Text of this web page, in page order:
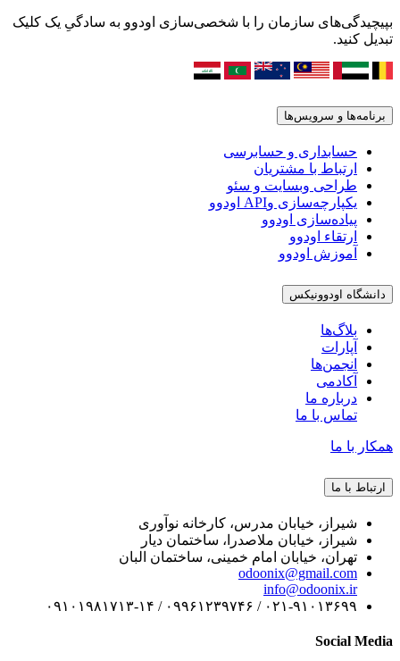
بپیچیدگی‌های سازمان را با شخصی‌سازی اودوو به سادگیِ یک کلیک
تبدیل کنید.
برنامه‌ها و سرویس‌ها
حسابداری و حسابرسی
ارتباط با مشتریان
طراحی وبسایت و سئو
یکپارچه‌سازی وAPI اودوو
پیاده‌سازی اودوو
ارتقاء اودوو
آموزش اودوو
دانشگاه اودوونیکس
بلاگ‌ها
آپارات
انجمن‌ها
آکادمی
درباره ما
تماس با ما
همکار با ما
ارتباط با ما
شیراز، خیابان مدرس، کارخانه نوآوری
شیراز، خیابان ملاصدرا، ساختمان دیار
تهران، خیابان امام خمینی، ساختمان البان
odoonix@gmail.com
info@odoonix.ir
۰۲۱-۹۱۰۱۳۶۹۹ / ۰۹۹۶۱۲۳۹۷۴۶ / ۰۹۱۰۱۹۸۱۷۱۳-۱۴
Social Media